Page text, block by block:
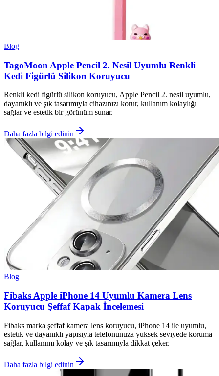
Blog
TagoMoon Apple Pencil 2. Nesil Uyumlu Renkli
Kedi Figürlü Silikon Koruyucu
Renkli kedi figürlü silikon koruyucu, Apple Pencil 2. nesil uyumlu,
dayanıklı ve şık tasarımıyla cihazınızı korur, kullanım kolaylığı
sağlar ve estetik bir görünüm sunar.
Daha fazla bilgi edinin
Blog
Fibaks Apple iPhone 14 Uyumlu Kamera Lens
Koruyucu Şeffaf Kapak İncelemesi
Fibaks marka şeffaf kamera lens koruyucu, iPhone 14 ile uyumlu,
estetik ve dayanıklı yapısıyla telefonunuza yüksek seviyede koruma
sağlar, kullanımı kolay ve şık tasarımıyla dikkat çeker.
Daha fazla bilgi edinin